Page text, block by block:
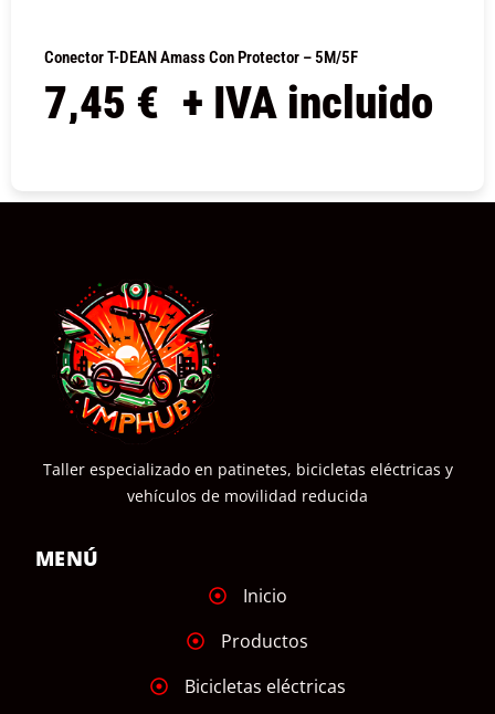
Conector T-DEAN Amass Con Protector – 5M/5F
7,45 € + IVA incluido
Taller especializado en patinetes, bicicletas eléctricas y
vehículos de movilidad reducida
MENÚ
Inicio
Productos
Bicicletas eléctricas